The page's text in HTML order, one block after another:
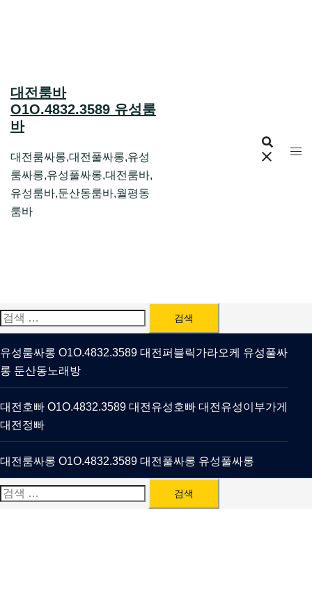
대전룸바
O1O.4832.3589 유성룸
바
대전룸싸롱,대전풀싸롱,유성
룸싸롱,유성풀싸롱,대전룸바,
유성룸바,둔산동룸바,월평동
룸바
검
색:
유성룸싸롱 O1O.4832.3589 대전퍼블릭가라오케 유성풀싸
롱 둔산동노래방
대전호빠 O1O.4832.3589 대전유성호빠 대전유성이부가게
대전정빠
대전룸싸롱 O1O.4832.3589 대전풀싸롱 유성풀싸롱
검